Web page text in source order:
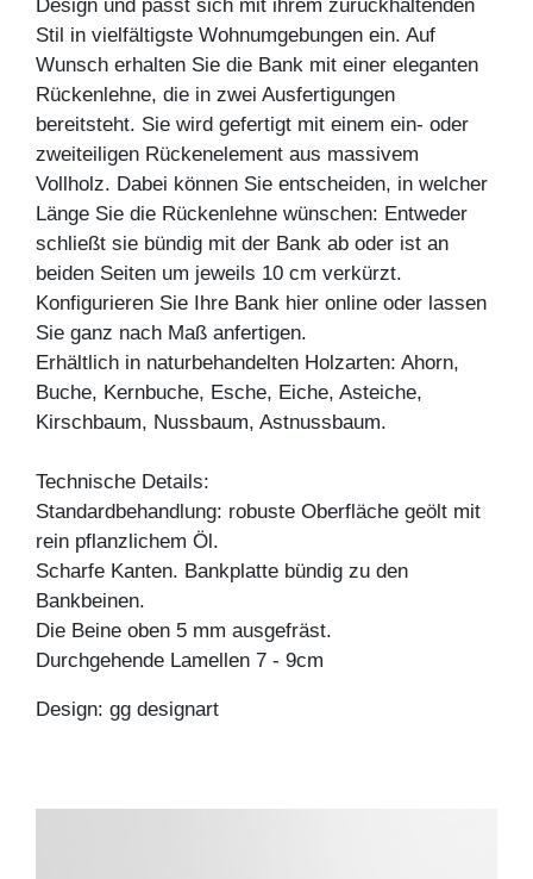
Design und passt sich mit ihrem zurückhaltenden
Stil in vielfältigste Wohnumgebungen ein. Auf
Wunsch erhalten Sie die Bank mit einer eleganten
Rückenlehne, die in zwei Ausfertigungen
bereitsteht. Sie wird gefertigt mit einem ein- oder
zweiteiligen Rückenelement aus massivem
Vollholz. Dabei können Sie entscheiden, in welcher
Länge Sie die Rückenlehne wünschen: Entweder
schließt sie bündig mit der Bank ab oder ist an
beiden Seiten um jeweils 10 cm verkürzt.
Konfigurieren Sie Ihre Bank hier online oder lassen
Sie ganz nach Maß anfertigen.
Erhältlich in naturbehandelten Holzarten: Ahorn,
Buche, Kernbuche, Esche, Eiche, Asteiche,
Kirschbaum, Nussbaum, Astnussbaum.
Technische Details:
Standardbehandlung: robuste Oberfläche geölt mit
rein pflanzlichem Öl.
Scharfe Kanten. Bankplatte bündig zu den
Bankbeinen.
Die Beine oben 5 mm ausgefräst.
Durchgehende Lamellen 7 - 9cm
Design: gg designart